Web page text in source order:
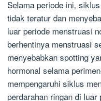
Selama periode ini,
tidak teratur dan
luar periode menstruasi
berhentinya menstruasi
menyebabkan spotting
hormonal selama
mempengaruhi siklus
perdarahan ringan di